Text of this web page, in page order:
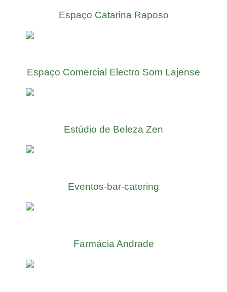
Espaço Catarina Raposo
Espaço Comercial Electro Som Lajense
Estúdio de Beleza Zen
Eventos-bar-catering
Farmácia Andrade